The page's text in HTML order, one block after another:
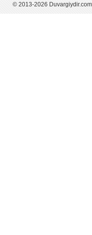
© 2013-2026